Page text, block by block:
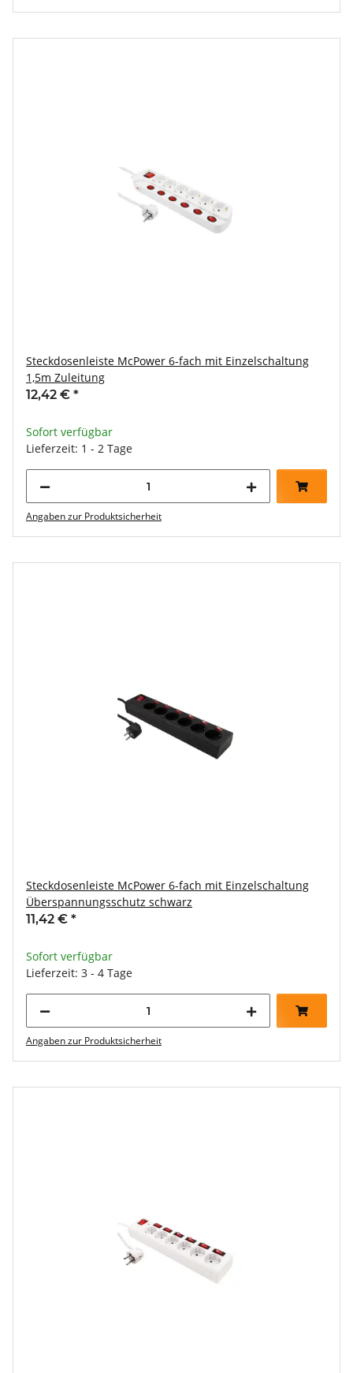
Steckdosenleiste McPower 6-fach mit Einzelschaltung
1,5m Zuleitung
12,42 € *
Sofort verfügbar
Lieferzeit: 1 - 2 Tage
Angaben zur Produktsicherheit
Steckdosenleiste McPower 6-fach mit Einzelschaltung
Überspannungsschutz schwarz
11,42 € *
Sofort verfügbar
Lieferzeit: 3 - 4 Tage
Angaben zur Produktsicherheit